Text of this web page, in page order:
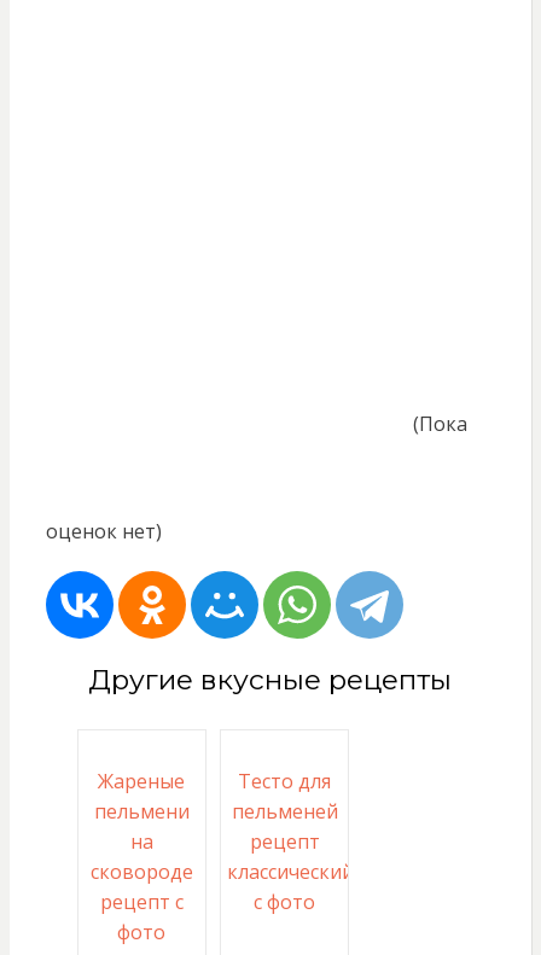
(Пока
оценок нет)
Другие вкусные рецепты
Жареные
пельмени
на
сковороде
рецепт с
фото
Тесто для
пельменей
рецепт
классический
с фото